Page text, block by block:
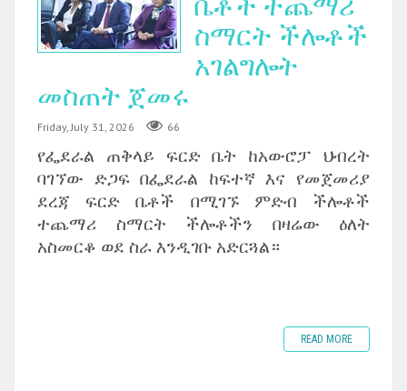
ስማርት ችሎቶች
አገልግሎት
መስጠት ጀመሩ
Friday, July 31, 2026 66
የፌደራል ጠቅላይ ፍርድ ቤት ከአውሮፓ ህብረት
ባገኘው ድጋፍ በፌደራል ከፍተኛ እና የመጀመሪያ
ደረጃ ፍርድ ቤቶች በሚገኙ ምድብ ችሎቶች
ተጨማሪ ስማርት ችሎቶችን በዛሬው ዕለት
አስመርቆ ወደ ስራ እንዲገቡ አድርጓል።
READ MORE